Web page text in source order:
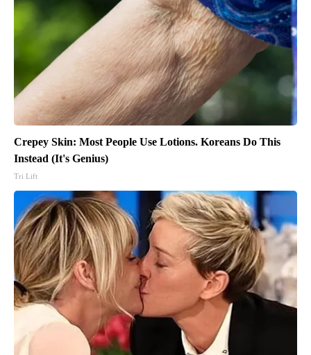
Crepey Skin: Most People Use Lotions. Koreans Do This
Instead (It's Genius)
Tri Lift